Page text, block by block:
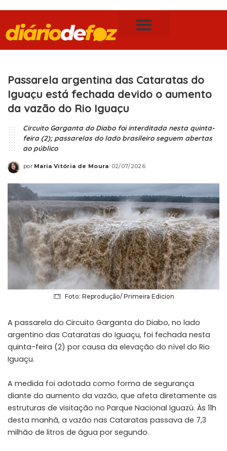
Passarela argentina das Cataratas do
Iguaçu está fechada devido o aumento
da vazão do Rio Iguaçu
Circuito Garganta do Diabo foi interditada nesta quinta-
feira (2); passarelas do lado brasileiro seguem abertas
ao público
por Maria Vitória de Moura 02/07/2026
Foto: Reprodução/ Primeira Edicion
A passarela do Circuito Garganta do Diabo, no lado
argentino das Cataratas do Iguaçu, foi fechada nesta
quinta-feira (2) por causa da elevação do nível do Rio
Iguaçu.
A medida foi adotada como forma de segurança
diante do aumento da vazão, que afeta diretamente as
estruturas de visitação no Parque Nacional Iguazú. Às 11h
desta manhã, a vazão nas Cataratas passava de 7,3
milhão de litros de água por segundo.